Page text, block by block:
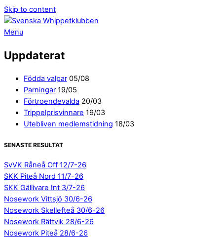
Skip to content
Menu
Uppdaterat
Födda valpar 05/08
Parningar 19/05
Förtroendevalda 20/03
Trippelprisvinnare 19/03
Utebliven medlemstidning 18/03
SENASTE RESULTAT
SvVK Råneå Off 12/7-26
SKK Piteå Nord 11/7-26
SKK Gällivare Int 3/7-26
Nosework Vittsjö 30/6-26
Nosework Skellefteå 30/6-26
Nosework Rättvik 28/6-26
Nosework Piteå 28/6-26